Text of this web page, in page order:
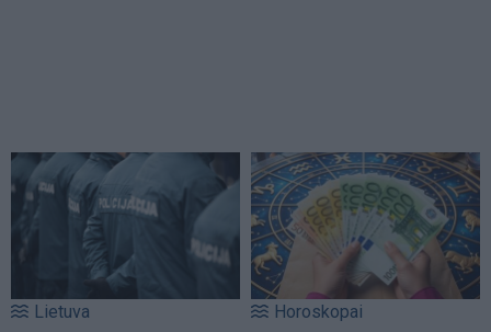
Lietuva Horoskopai